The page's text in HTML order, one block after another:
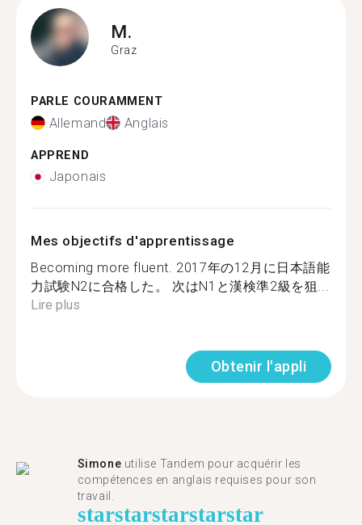
M.
Graz
PARLE COURAMMENT
Allemand Anglais
APPREND
Japonais
Mes objectifs d'apprentissage
Becoming more fluent. 2017年の12月に日本語能
力試験N2に合格した。 次はN1と漢検準2級を狙...
Lire plus
Obtenir l'appli
Simone utilise Tandem pour acquérir les
compétences en anglais requises pour son
travail.
starstarstarstarstar